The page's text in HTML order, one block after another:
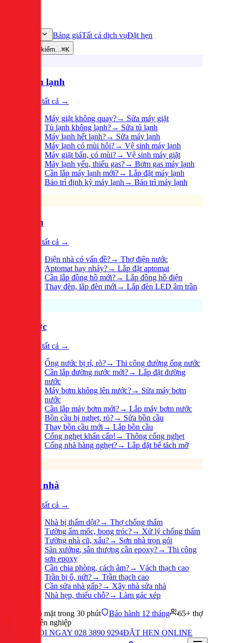
Bảng giáTất cả dịch vụĐặt hẹn
Tìm kiếm...⌘K
Điện lạnh
Xem tất cả →
Máy giặt không quay?→ Sửa máy giặt
Tủ lạnh không lạnh?→ Sửa tủ lạnh
Máy lạnh hết lạnh?→ Sửa máy lạnh
Máy lạnh có mùi hôi?→ Vệ sinh máy lạnh
Máy giặt bẩn, có mùi?→ Vệ sinh máy giặt
Máy lạnh yếu, thiếu gas?→ Bơm gas máy lạnh
Cần lắp máy lạnh mới?→ Lắp đặt máy lạnh
Bảo trì định kỳ máy lạnh→ Bảo trì máy lạnh
Điện
Xem tất cả →
Điện nhà có vấn đề?→ Thợ điện nước
Aptomat hay nhảy?→ Lắp đặt aptomat
Cần lắp đồng hồ mới?→ Lắp đồng hồ điện
Thay đèn, lắp đèn mới → Lắp đèn LED âm trần
Nước
Xem tất cả →
Ống nước bị rỉ, rò?→ Thi công đường ống nước
Cần lắp đường nước mới?→ Lắp đặt đường
nước
Máy bơm không lên nước?→ Sửa máy bơm
nước
Cần lắp máy bơm mới?→ Lắp máy bơm nước
Bồn cầu bị nghẹt, rò?→ Sửa bồn cầu
Thay bồn cầu mới → Lắp bồn cầu
Cống nghẹt khẩn cấp! → Thông cống nghẹt
Cống nhà hàng nghẹt?→ Lắp đặt bể tách mỡ
Sửa nhà
Xem tất cả →
Nhà bị thấm dột?→ Thợ chống thấm
Tường ẩm mốc, bong tróc?→ Xử lý chống thấm
Tường nhà cũ, xấu?→ Sơn nhà trọn gói
Sàn xưởng, sân thượng cần epoxy?→ Thi công
sơn epoxy
Cần chia phòng, cách âm?→ Vách thạch cao
Trần bị ố, nứt?→ Trần thạch cao
Cần sửa nhà gấp?→ Xây nhà sửa nhà
Nhà hẹp, thiếu chỗ?→ Làm gác xép
Có mặt trong 30 phút Bảo hành 12 tháng
65+ thợ
chuyên nghiệp
GỌI NGAY 028 3890 9294ĐẶT HẸN ONLINE